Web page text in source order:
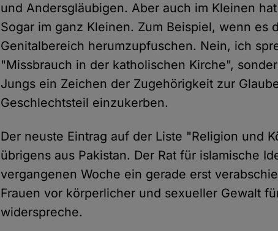
und Andersgläubigen. Aber auch im Kleinen
Sogar im ganz Kleinen. Zum Beispiel, wenn es
Genitalbereich herumzupfuschen. Nein, ich
"Missbrauch in der katholischen Kirche",
Jungs ein Zeichen der Zugehörigkeit zur
Geschlechtsteil einzukerben.
Der neuste Eintrag auf der Liste "Religion und
übrigens aus Pakistan. Der Rat für islamische
vergangenen Woche ein gerade erst
Frauen vor körperlicher und sexueller Gewalt
widerspreche.